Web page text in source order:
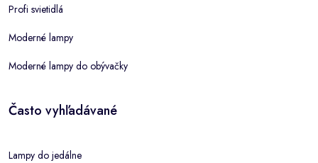
Profi svietidlá
Moderné lampy
Moderné lampy do obývačky
Často vyhľadávané
Lampy do jedálne